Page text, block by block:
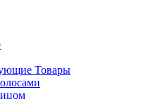
Товары